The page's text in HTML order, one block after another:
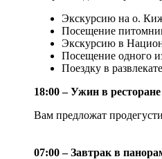
Экскурсию на о.
Посещение
Экскурсию в
Посещение одного
Поездку в
18:00 – Ужин в
Вам предложат
07:00 – Завтрак в